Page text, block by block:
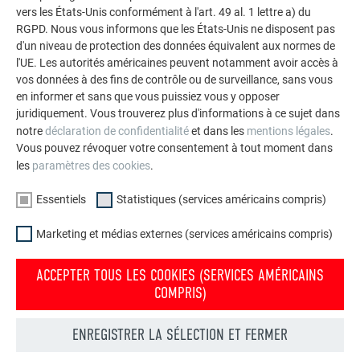
VOIR DAVANTAGE DE RÉFÉRENCES
vers les États-Unis conformément à l'art. 49 al. 1 lettre a) du
RGPD. Nous vous informons que les États-Unis ne disposent pas
d'un niveau de protection des données équivalent aux normes de
l'UE. Les autorités américaines peuvent notamment avoir accès à
vos données à des fins de contrôle ou de surveillance, sans vous
en informer et sans que vous puissiez vous y opposer
juridiquement. Vous trouverez plus d'informations à ce sujet dans
notredéclaration de confidentialitéet dans les mentions légales.
Vous pouvez révoquer votre consentement à tout moment dans
les paramètres des cookies.
Essentiels Statistiques (services américains compris)
Marketing et médias externes (services américains compris)
ACCEPTER TOUS LES COOKIES (SERVICES AMÉRICAINS
COMPRIS)
ENREGISTRER LA SÉLECTION ET FERMER